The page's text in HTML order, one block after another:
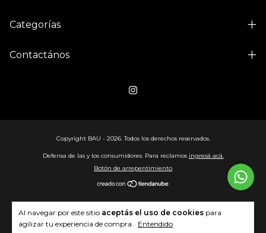
Al navegar por este sitio aceptás el uso de cookies para
agilizar tu experiencia de compra. Entendido
Categorías
Contactános
Copyright BAU - 2026. Todos los derechos reservados.
Defensa de las y los consumidores. Para reclamos ingresá acá.
Botón de arrepentimiento